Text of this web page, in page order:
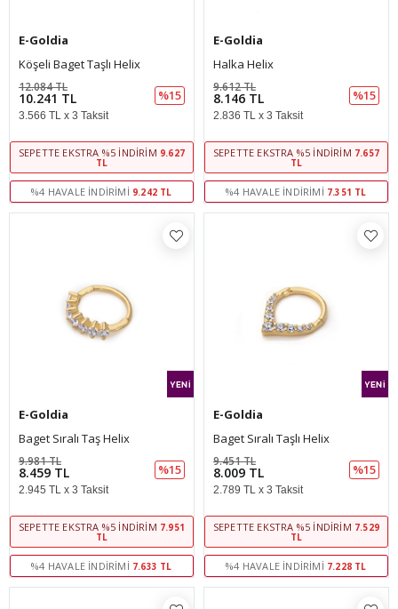
E-Goldia
Köşeli Baget Taşlı Helix
10.241 TL
12.084 TL
%15
3.566 TL x 3 Taksit
SEPETTE EKSTRA %5 İNDIRIM 9.627
TL
%4 HAVALE İNDIRIMI 9.242 TL
E-Goldia
Halka Helix
8.146 TL
9.612 TL
%15
2.836 TL x 3 Taksit
SEPETTE EKSTRA %5 İNDIRIM 7.657
TL
%4 HAVALE İNDIRIMI 7.351 TL
E-Goldia
Baget Sıralı Taş Helix
8.459 TL
9.981 TL
%15
2.945 TL x 3 Taksit
SEPETTE EKSTRA %5 İNDIRIM 7.951
TL
%4 HAVALE İNDIRIMI 7.633 TL
E-Goldia
Baget Sıralı Taşlı Helix
8.009 TL
9.451 TL
%15
2.789 TL x 3 Taksit
SEPETTE EKSTRA %5 İNDIRIM 7.529
TL
%4 HAVALE İNDIRIMI 7.228 TL